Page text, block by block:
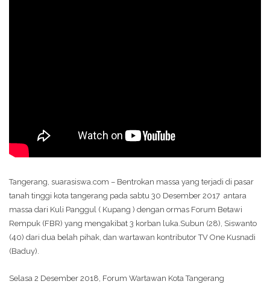
Tangerang, suarasiswa.com – Bentrokan massa yang terjadi di pasar
tanah tinggi kota tangerang pada sabtu 30 Desember 2017 antara
massa dari Kuli Panggul ( Kupang ) dengan ormas Forum Betawi
Rempuk (FBR) yang mengakibat 3 korban luka.Subun (28), Siswanto
(40) dari dua belah pihak, dan wartawan kontributor TV One Kusnadi
(Baduy).
Selasa 2 Desember 2018, Forum Wartawan Kota Tangerang